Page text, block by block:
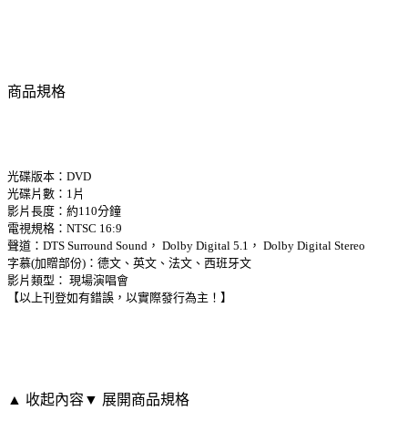
商品規格
光碟版本：DVD
光碟片數：1片
影片長度：約110分鐘
電視規格：NTSC 16:9
聲道：DTS Surround Sound， Dolby Digital 5.1， Dolby Digital Stereo
字慕(加贈部份)：德文、英文、法文、西班牙文
影片類型： 現場演唱會
【以上刊登如有錯誤，以實際發行為主！】
▲ 收起內容▼ 展開商品規格